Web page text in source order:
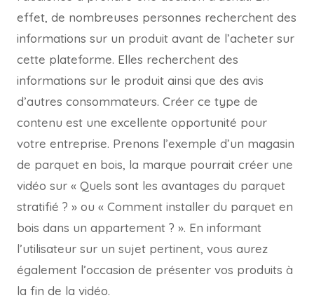
effet, de nombreuses personnes recherchent des
informations sur un produit avant de l’acheter sur
cette plateforme. Elles recherchent des
informations sur le produit ainsi que des avis
d’autres consommateurs. Créer ce type de
contenu est une excellente opportunité pour
votre entreprise. Prenons l’exemple d’un magasin
de parquet en bois, la marque pourrait créer une
vidéo sur « Quels sont les avantages du parquet
stratifié ? » ou « Comment installer du parquet en
bois dans un appartement ? ». En informant
l’utilisateur sur un sujet pertinent, vous aurez
également l’occasion de présenter vos produits à
la fin de la vidéo.